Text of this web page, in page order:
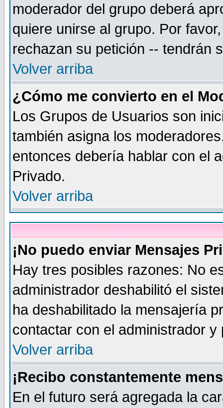
moderador del grupo deberá
quiere unirse al grupo. Por
rechazan su petición -- tendrán
Volver arriba
¿Cómo me convierto en el
Los Grupos de Usuarios son
también asigna los
entonces debería hablar con el
Privado.
Volver arriba
¡No puedo enviar Mensajes
Hay tres posibles razones: No
administrador deshabilitó el
ha deshabilitado la mensajería
contactar con el administrador y
Volver arriba
¡Recibo constantemente
En el futuro será agregada la